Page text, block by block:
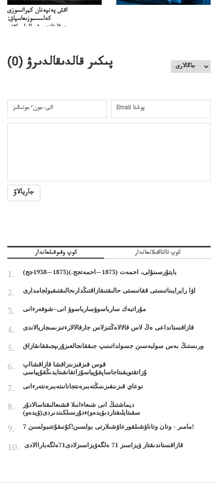
اقش پەنپەنان كيرانسوزى
كەلىسسوزىعاسپاق:
دوقايتازدەسۋىجالعاسپاقتى
پىكىر قالدىقالدىرۋ (0
)
جاريالاۋ
كوپ وقىوقىلعاندار كوپ تالتالقىلانعاندار
بايتۇرسىنۇلى، احمەت (1873—احمەتجج.)(1873—1938جج)
اۋا رايرايىناتىستى ققاتىستى حالىقتىقازاقتىڭدارىحالىقتىقبولجامدارى
مۇراتبەك سارباسوۆسارباسوۆ انى–شوفەرءانى
قازاقستانداعى ەڭ لاس قالالاەڭتىزلاس جارقالالارءتىزىمىجاريالاندى
ورىستىڭ بەس سولبەسىن جسولداتىنىپ جىققانجالعىزۇرىپجىققانقازاق
قوس قىزقىزىنزاقشا قازاقشااپ
ۇزاتقتويقىتاجاساپقۇپياسۇزاتقانقىتايدىڭقۇپياسى
نوعاي قىزىنقىزىنىڭتەبىرەنتجانانىتەبىرەنتەرءانى
ديماشتىڭ انى شىعاءانىلا قشىعالىقتاسالادۇر
سقىتايلىقتاردىۆيدەو)ءدۇرسىلكىندىردى(ۆيدەو)
7 مامىر - وتان وتاناۋشىلقورعاۋشىلارتى بولسىن!كۇنىقۇتتىبولسىن!
قازاقستاندىقتار ۆيزاسىز 71 ەلگەۆيزاسىزلادى71ەلگەباراالادى